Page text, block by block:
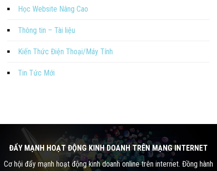
Học Website Nâng Cao
Thông tin – Tài liệu
Kiến Thức Điện Thoại/Máy Tính
Tin Tức Mới
ĐẨY MẠNH HOẠT ĐỘNG KINH DOANH TRÊN MẠNG INTERNET
Cơ hội đẩy mạnh hoạt động kinh doanh online trên internet. Đồng hành